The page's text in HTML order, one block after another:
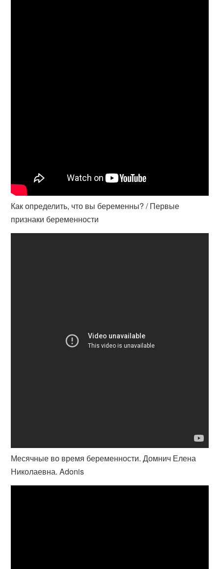
Как определить, что вы беременны? / Первые
признаки беременности
Месячные во время беременности. Домнич Елена
Николаевна. Adonis